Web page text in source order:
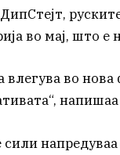
во мај, што
влегува во
сили